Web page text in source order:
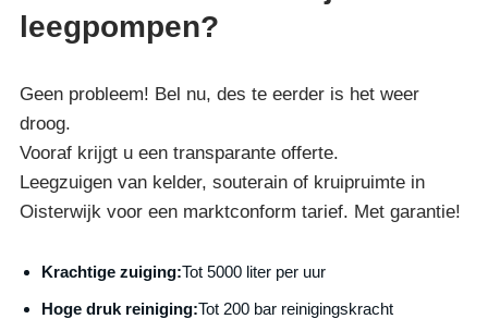
leegpompen?
Geen probleem! Bel nu, des te eerder is het weer
droog.
Vooraf krijgt u een transparante offerte.
Leegzuigen van kelder, souterain of kruipruimte in
Oisterwijk voor een marktconform tarief. Met garantie!
Krachtige zuiging:Tot 5000 liter per uur
Hoge druk reiniging:Tot 200 bar reinigingskracht